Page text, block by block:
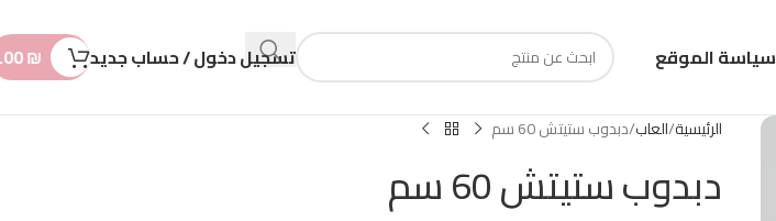
سياسة الموقع تسجيل دخول / حساب جديد ₪
الرئيسية العاب دبدوب ستيتش 60 سم
دبدوب ستيتش 60 سم